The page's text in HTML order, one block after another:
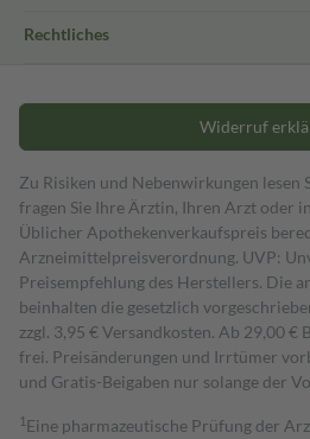
Rechtliches
Widerruf
Zu Risiken und Nebenwirkungen lesen
fragen Sie Ihre Ärztin, Ihren Arzt oder
Üblicher Apothekenverkaufspreis
Arzneimittelpreisverordnung. UVP:
Preisempfehlung des Herstellers. Die
beinhalten die gesetzlich
zzgl. 3,95 € Versandkosten. Ab 29,00
frei. Preisänderungen und Irrtümer
und Gratis-Beigaben nur solange der
1 Eine pharmazeutische Prüfung der